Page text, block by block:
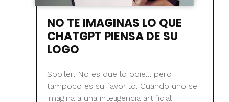
NO TE IMAGINAS LO QUE
CHATGPT PIENSA DE SU
LOGO
Spoiler: No es que lo odie… pero
tampoco es su favorito. Cuando uno se
imagina a una inteligencia artificial